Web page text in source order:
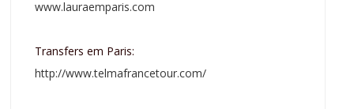
www.lauraemparis.com
Transfers em Paris:
http://www.telmafrancetour.com/